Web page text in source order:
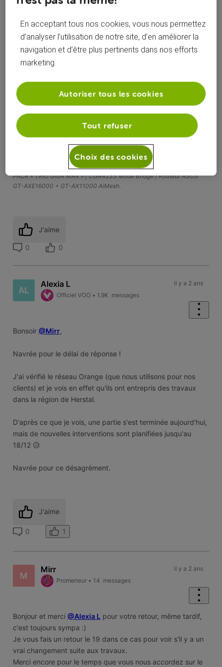
roylion15
+9 plus
il y a 2 ans
Hello
Attendez une réponse des officiels ou sonner au helpdesk :
078/505050.
La charte | Le Forum VOO-‎La communauté VOO évolue : Support
client sur le forum, il y a du changement ! | Le Forum VOO
MERCI DE LIRE SVP !!!
PACK « TRIO GIGA MAX » | CGA4233 Mode Bridge | Routeur ASUS
GT-AXE16000 + GT-AX11000 AiMesh.
J'aime
0 0
AL
Alexia L
Officiel VOO • 1.9K messages
il y a 2 ans
Bonsoir @Mirr,
Navrée pour le délai de réponse !
J'ai vérifié le réseau Orange (que nous utilisons pour nos
clients) et je vois en effet qu'ils ont entrepris des travaux
dans la région de Herstal.
D'après ce que je vois, une partie s'est terminée aujourd'hui,
mais de nouvelles interventions sont planifiées jusqu'au
18/12 😥
Navrée pour ce désagrément.
J'aime
0 1
M
Mirr
Promeneur • 14 messages
il y a 2 ans
Bonjour et merci @Alexia L pour votre retour, même tardif,
c'est toujours sympa :)
Je vous fais un retour le 19 dans ce cas pour voir s'il y a un
vrai changement suite aux travaux.
Merci encore pour le temps que vous nous accordez sur le
En acceptant tous nos cookies, vous nous permettez
d’analyser l’utilisation de notre site, d’en améliorer la
navigation et d’être plus pertinents dans nos efforts
marketing.
Tout refuser
Autoriser tous les cookies
Choix des cookies